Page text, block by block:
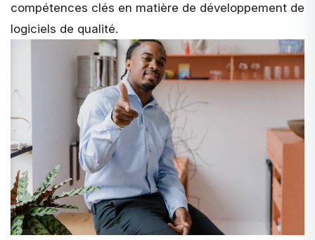
compétences clés en matière de développement de
logiciels de qualité.